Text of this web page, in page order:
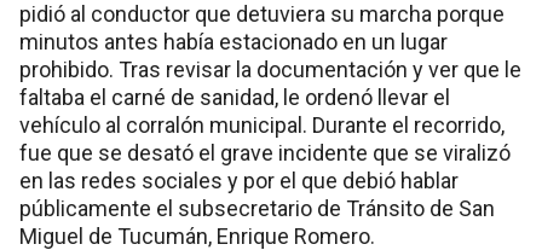
pidió al conductor que detuviera su marcha porque
minutos antes había estacionado en un lugar
prohibido. Tras revisar la documentación y ver que le
faltaba el carné de sanidad, le ordenó llevar el
vehículo al corralón municipal. Durante el recorrido,
fue que se desató el grave incidente que se viralizó
en las redes sociales y por el que debió hablar
públicamente el subsecretario de Tránsito de San
Miguel de Tucumán, Enrique Romero.